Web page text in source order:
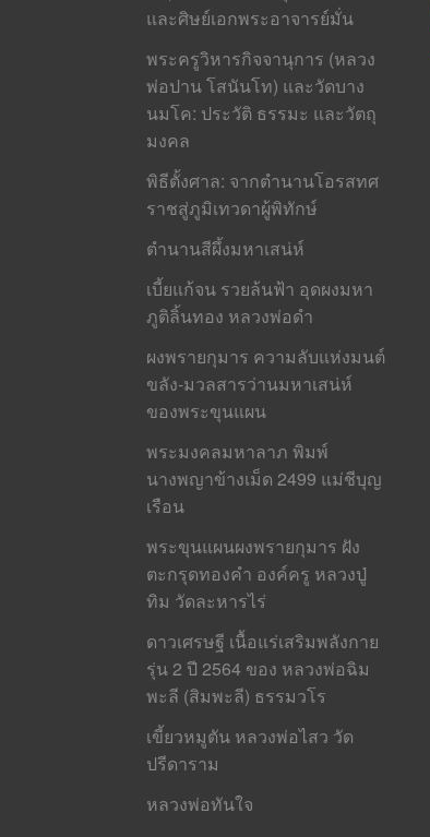
และศิษย์เอกพระอาจารย์มั่น
พระครูวิหารกิจจานุการ (หลวง
พ่อปาน โสนันโท) และวัดบาง
นมโค: ประวัติ ธรรมะ และวัตถุ
มงคล
พิธีตั้งศาล: จากตำนานโอรสทศ
ราชสู่ภูมิเทวดาผู้พิทักษ์
ตำนานสีผึ้งมหาเสน่ห์
เบี้ยแก้จน รวยล้นฟ้า อุดผงมหา
ภูติลิ้นทอง หลวงพ่อดำ
ผงพรายกุมาร ความลับแห่งมนต์
ขลัง-มวลสารว่านมหาเสน่ห์
ของพระขุนแผน
พระมงคลมหาลาภ พิมพ์
นางพญาข้างเม็ด 2499 แม่ชีบุญ
เรือน
พระขุนแผนผงพรายกุมาร ฝัง
ตะกรุดทองคำ องค์ครู หลวงปู่
ทิม วัดละหารไร่
ดาวเศรษฐี เนื้อแร่เสริมพลังกาย
รุ่น 2 ปี 2564 ของ หลวงพ่อฉิม
พะลี (สิมพะลี) ธรรมวโร
เขี้ยวหมูตัน หลวงพ่อไสว วัด
ปรีดาราม
หลวงพ่อทันใจ